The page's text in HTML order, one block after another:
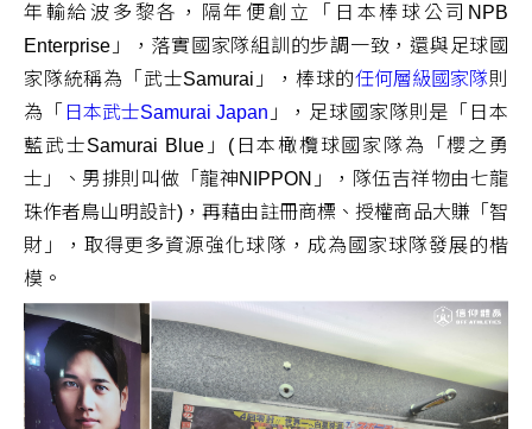
年輸給波多黎各，隔年便創立「日本棒球公司NPB
Enterprise」，落實國家隊組訓的步調一致，還與足球國
家隊統稱為「武士Samurai」，棒球的任何層級國家隊則
為「 日本武士Samurai Japan 」，足球國家隊則是「日本
藍武士Samurai Blue」(日本橄欖球國家隊為「櫻之勇
士」、男排則叫做「龍神NIPPON」，隊伍吉祥物由七龍
珠作者鳥山明設計)，再藉由註冊商標、授權商品大賺「智
財」，取得更多資源強化球隊，成為國家球隊發展的楷
模。